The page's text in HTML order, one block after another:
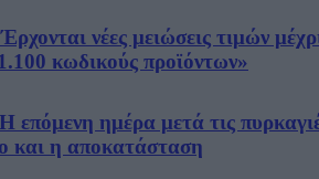
νέες μειώσεις τιμών
κωδικούς προϊόντων»
επόμενη ημέρα μετά τις
και η αποκατάσταση